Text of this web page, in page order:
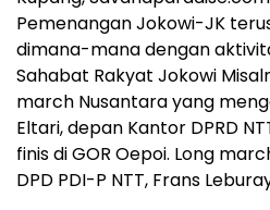
Pemenangan Jokowi-JK
dimana-mana dengan
Sahabat Rakyat Jokowi
march Nusantara yang
Eltari, depan Kantor DPRD
finis di GOR Oepoi. Long
DPD PDI-P NTT, Frans